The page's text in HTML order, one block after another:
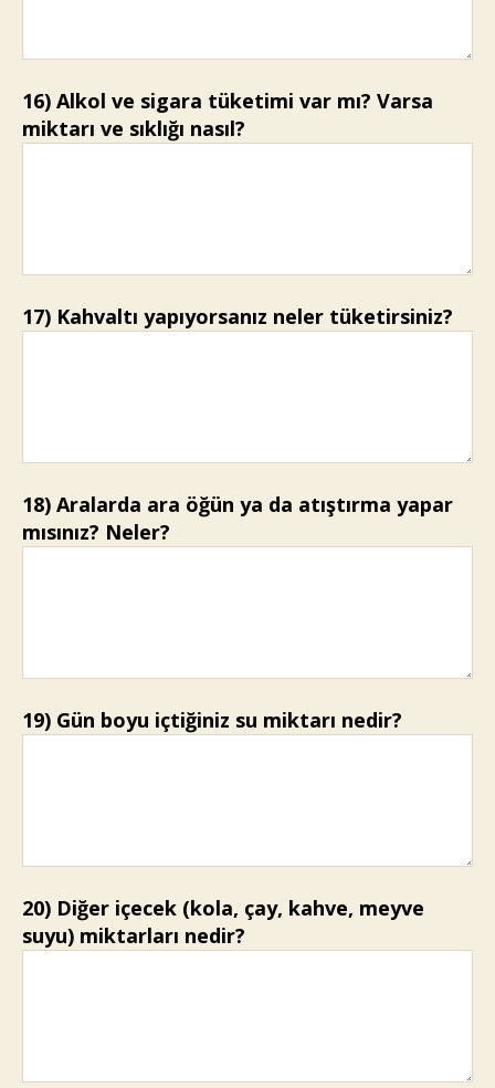
16) Alkol ve sigara tüketimi var mı? Varsa
miktarı ve sıklığı nasıl?
17) Kahvaltı yapıyorsanız neler tüketirsiniz?
18) Aralarda ara öğün ya da atıştırma yapar
mısınız? Neler?
19) Gün boyu içtiğiniz su miktarı nedir?
20) Diğer içecek (kola, çay, kahve, meyve
suyu) miktarları nedir?